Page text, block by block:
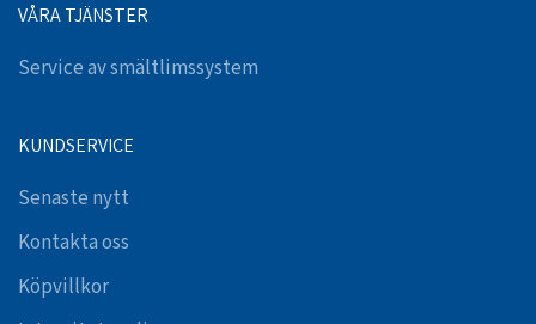
VÅRA TJÄNSTER
Service av smältlimssystem
KUNDSERVICE
Senaste nytt
Kontakta oss
Köpvillkor